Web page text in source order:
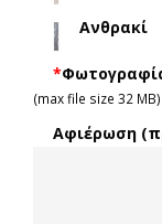
Ανθρακί
*
(max file size 32 MB)
Αφιέρωση